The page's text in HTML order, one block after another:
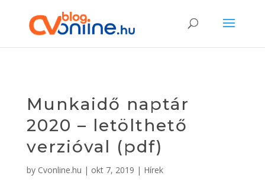
Munkaidő naptár
2020 – letölthető
verzióval (pdf)
by Cvonline.hu | okt 7, 2019 | Hírek